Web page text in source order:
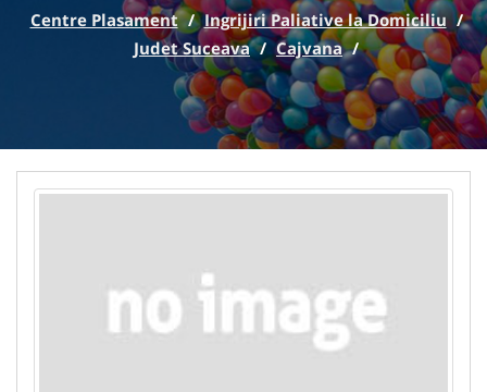
Centre Plasament / Ingrijiri Paliative la Domiciliu /
Judet Suceava / Cajvana /